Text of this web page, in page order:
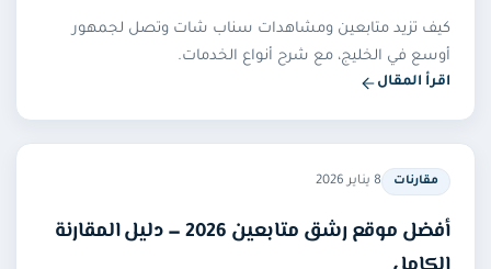
كيف تزيد متابعين ومشاهدات سناب شات وتصل لجمهور
أوسع في الخليج، مع شرح أنواع الخدمات.
اقرأ المقال
— زيادة متابعين ومشاهدات سناب شات في الخليج
مقارنات 8 يناير 2026
أفضل موقع رشق متابعين 2026 — دليل المقارنة